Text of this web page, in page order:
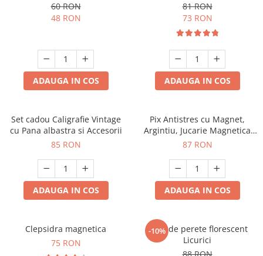
60 RON
48 RON
ADAUGA IN COS
81 RON
73 RON
ADAUGA IN COS
Set cadou Caligrafie Vintage
cu Pana albastra si Accesorii
85 RON
ADAUGA IN COS
Pix Antistres cu Magnet,
Argintiu, Jucarie Magnetica
pentru Birou
87 RON
ADAUGA IN COS
Clepsidra magnetica
75 RON
-10%
Ceas de perete florescent
Licurici